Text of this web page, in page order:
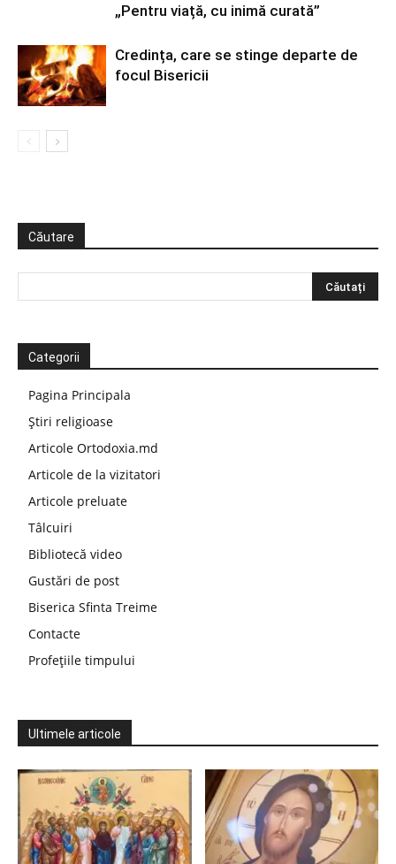
„Pentru viață, cu inimă curată”
Credința, care se stinge departe de
focul Bisericii
Căutare
Categorii
Pagina Principala
Știri religioase
Articole Ortodoxia.md
Articole de la vizitatori
Articole preluate
Tâlcuiri
Bibliotecă video
Gustări de post
Biserica Sfinta Treime
Contacte
Profețiile timpului
Ultimele articole